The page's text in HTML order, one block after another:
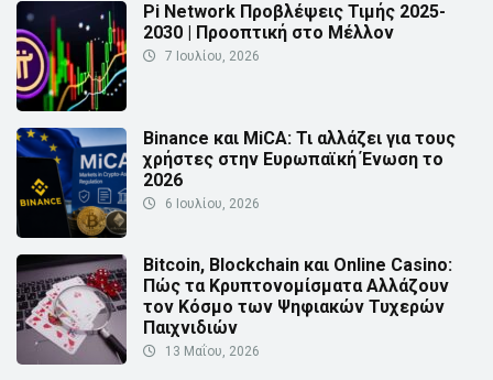
Pi Network Προβλέψεις Τιμής 2025-
2030 | Προοπτική στο Μέλλον
7 Ιουλίου, 2026
Binance και MiCA: Τι αλλάζει για τους
χρήστες στην Ευρωπαϊκή Ένωση το
2026
6 Ιουλίου, 2026
Bitcoin, Blockchain και Online Casino:
Πώς τα Κρυπτονομίσματα Αλλάζουν
τον Κόσμο των Ψηφιακών Τυχερών
Παιχνιδιών
13 Μαΐου, 2026